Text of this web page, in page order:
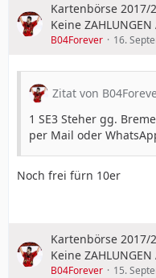
Kartenbörse 2017/
Keine ZAHLUNGEN
B04Forever 16.
Zitat von
1 SE3 Steher gg.
per Mail oder
Noch frei fürn 10er
Kartenbörse 2017/
Keine ZAHLUNGEN
B04Forever 15.